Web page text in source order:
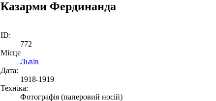
Казарми Фердинанда
ID:
772
Місце
Львів
Дата:
1918-1919
Техніка:
Фотографія (паперовий носій)